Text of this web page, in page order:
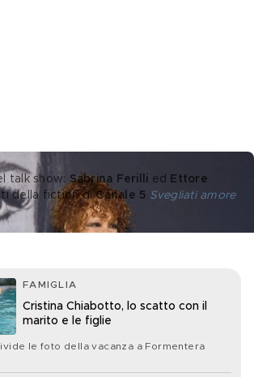
talk show: Sabrina Ferilli ed
Ettore
della fiction di Canale 5 Svegliati amore
FAMIGLIA
Cristina Chiabotto, lo scatto con il
marito e le figlie
le foto della vacanza a Formentera